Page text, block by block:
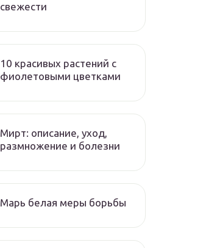
свежести
10 красивых растений с
фиолетовыми цветками
Мирт: описание, уход,
размножение и болезни
Марь белая меры борьбы